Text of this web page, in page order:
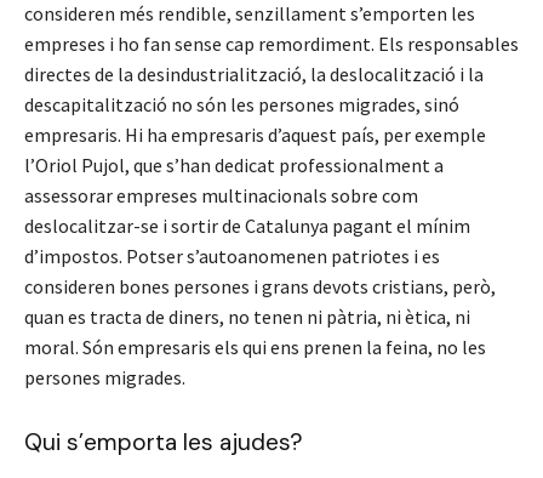
consideren més rendible, senzillament s’emporten les
empreses i ho fan sense cap remordiment. Els responsables
directes de la desindustrialització, la deslocalització i la
descapitalització no són les persones migrades, sinó
empresaris. Hi ha empresaris d’aquest país, per exemple
l’Oriol Pujol, que s’han dedicat professionalment a
assessorar empreses multinacionals sobre com
deslocalitzar-se i sortir de Catalunya pagant el mínim
d’impostos. Potser s’autoanomenen patriotes i es
consideren bones persones i grans devots cristians, però,
quan es tracta de diners, no tenen ni pàtria, ni ètica, ni
moral. Són empresaris els qui ens prenen la feina, no les
persones migrades.
Qui s’emporta les ajudes?